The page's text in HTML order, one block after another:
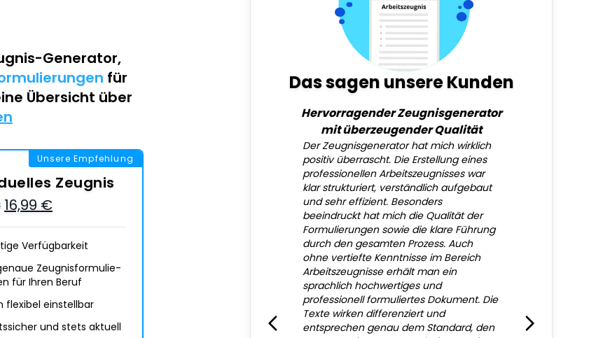
Generator,
für
Übersicht über
Unsere Empfehlung
Zeugnis
16,99 €
Verfügbarkeit
Zeugnis­formulie­
für Ihren Beruf
flexibel einstellbar
und stets aktuell
Das sagen unsere Kunden
Hervorragender Zeugnisgenerator
mit überzeugender Qualität
Der Zeugnisgenerator hat mich wirklich
positiv überrascht. Die Erstellung eines
professionellen Arbeitszeugnisses war
klar strukturiert, verständlich aufgebaut
und sehr effizient. Besonders
beeindruckt hat mich die Qualität der
Formulierungen sowie die klare Führung
durch den gesamten Prozess. Auch
ohne vertiefte Kenntnisse im Bereich
Arbeitszeugnisse erhält man ein
sprachlich hochwertiges und
professionell formuliertes Dokument. Die
Texte wirken differenziert und
entsprechen genau dem Standard, den